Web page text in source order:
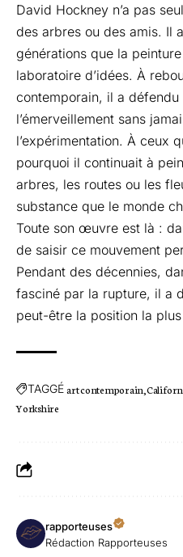
David Hockney n’a pas
des arbres ou des amis. Il
générations que la
laboratoire d’idées. À
contemporain, il a
l’émerveillement sans
l’expérimentation. À ceux
pourquoi il continuait à
arbres, les routes ou les
substance que le monde
Toute son œuvre est là :
de saisir ce mouvement
Pendant des décennies,
fasciné par la rupture, il a
peut-être la position la
TAGGÉart contemporain
Yorkshire
rapporteuses
Rédaction Rapporteuses